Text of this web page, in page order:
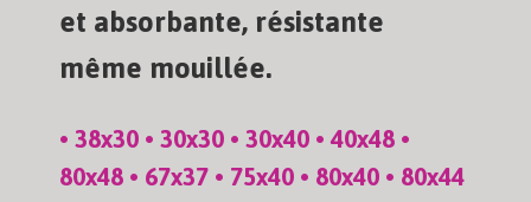
et absorbante, résistante
même mouillée.
• 38x30 • 30x30 • 30x40 • 40x48 •
80x48 • 67x37 • 75x40 • 80x40 • 80x44